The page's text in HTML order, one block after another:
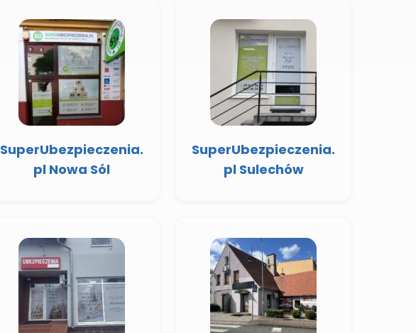
SuperUbezpieczenia.
pl Nowa Sól
SuperUbezpieczenia.
pl Sulechów